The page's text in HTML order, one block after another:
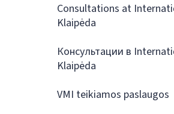
Consultations at
Klaipėda
Консультации в
Klaipėda
VMI teikiamos paslaugos